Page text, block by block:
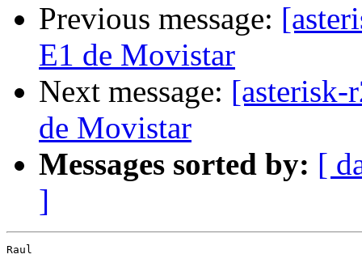
Previous message:
E1 de Movistar
Next message:
de Movistar
Messages sorted by: [
]
Raul